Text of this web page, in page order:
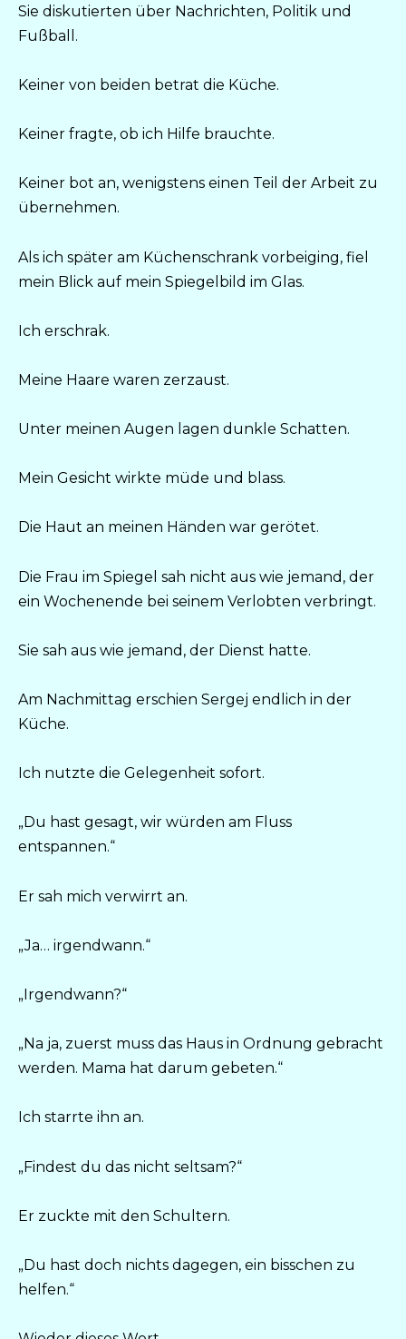
Sie diskutierten über Nachrichten, Politik und
Fußball.
Keiner von beiden betrat die Küche.
Keiner fragte, ob ich Hilfe brauchte.
Keiner bot an, wenigstens einen Teil der Arbeit zu
übernehmen.
Als ich später am Küchenschrank vorbeiging, fiel
mein Blick auf mein Spiegelbild im Glas.
Ich erschrak.
Meine Haare waren zerzaust.
Unter meinen Augen lagen dunkle Schatten.
Mein Gesicht wirkte müde und blass.
Die Haut an meinen Händen war gerötet.
Die Frau im Spiegel sah nicht aus wie jemand, der
ein Wochenende bei seinem Verlobten verbringt.
Sie sah aus wie jemand, der Dienst hatte.
Am Nachmittag erschien Sergej endlich in der
Küche.
Ich nutzte die Gelegenheit sofort.
„Du hast gesagt, wir würden am Fluss
entspannen.“
Er sah mich verwirrt an.
„Ja… irgendwann.“
„Irgendwann?“
„Na ja, zuerst muss das Haus in Ordnung gebracht
werden. Mama hat darum gebeten.“
Ich starrte ihn an.
„Findest du das nicht seltsam?“
Er zuckte mit den Schultern.
„Du hast doch nichts dagegen, ein bisschen zu
helfen.“